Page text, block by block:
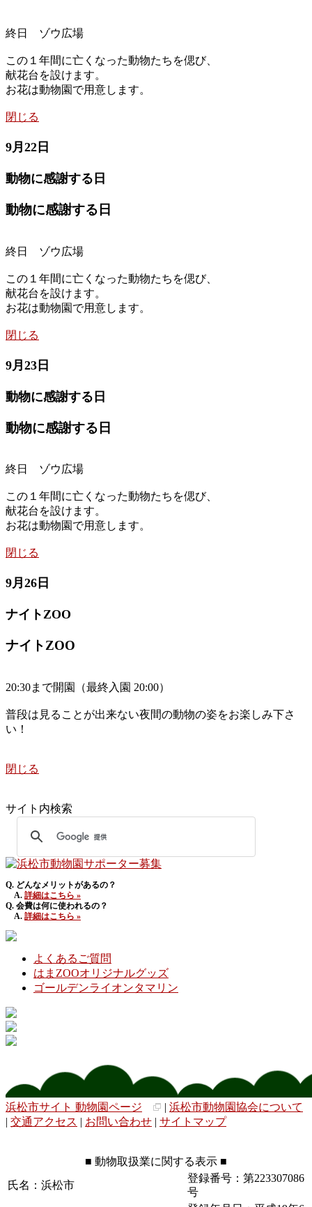
終日 ゾウ広場
この１年間に亡くなった動物たちを偲び、
献花台を設けます。
お花は動物園で用意します。
閉じる
9月22日
動物に感謝する日
動物に感謝する日
終日 ゾウ広場
この１年間に亡くなった動物たちを偲び、
献花台を設けます。
お花は動物園で用意します。
閉じる
9月23日
動物に感謝する日
動物に感謝する日
終日 ゾウ広場
この１年間に亡くなった動物たちを偲び、
献花台を設けます。
お花は動物園で用意します。
閉じる
9月26日
ナイトZOO
ナイトZOO
20:30まで開園（最終入園 20:00）
普段は見ることが出来ない夜間の動物の姿をお楽しみ下さ
い！
閉じる
サイト内検索
Q. どんなメリットがあるの？
A. 詳細はこちら »
Q. 会費は何に使われるの？
A. 詳細はこちら »
よくあるご質問
はまZOOオリジナルグッズ
ゴールデンライオンタマリン
浜松市サイト 動物園ページ | 浜松市動物園協会について
| 交通アクセス | お問い合わせ | サイトマップ
■ 動物取扱業に関する表示 ■
氏名：浜松市
登録番号：第223307086
号